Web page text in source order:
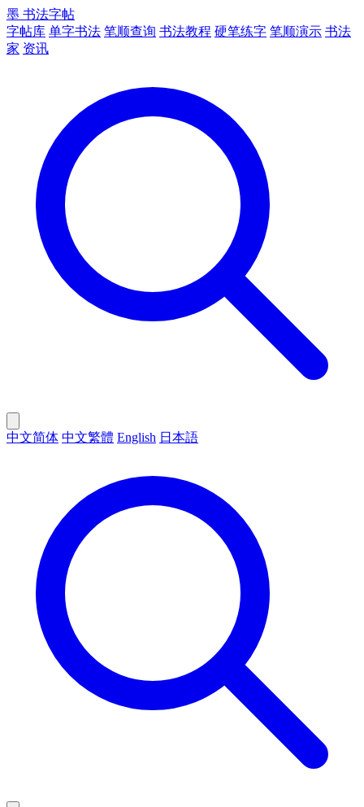
墨 书法字帖
字帖库 单字书法 笔顺查询 书法教程 硬笔练字 笔顺演示 书法
家 资讯
中文简体 中文繁體 English 日本語